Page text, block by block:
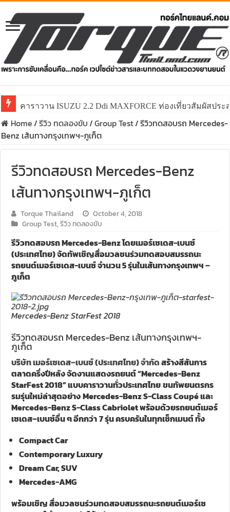
คาราวาน ISUZU 2.2 Ddi MAXFORCE ท่องเที่ยวสัมผัสป
รีวิว ลองขับรถกระบะรุ่นพิเศษ FORD RANGER MS-RT ค
Home/รีวิว ทดลองขับ/Group Test/รีวิวทดสอบรถ Mercedes-
Benz เส้นทางกรุงเทพฯ-ภูเก็ต
รีวิวทดสอบรถ Mercedes-Benz
เส้นทางกรุงเทพฯ-ภูเก็ต
Torque Thailand
October 4, 2018
Group Test,รีวิว ทดลองขับ
รีวิวทดสอบรถ Mercedes-Benz โดยเมอร์เซเดส-เบนซ์
(ประเทศไทย) จัดทัพเชิญสื่อมวลชนร่วมทดสอบสมรรถนะ
รถยนต์เมอร์เซเดส-เบนซ์ จำนวน 5 รุ่นในเส้นทางกรุงเทพฯ –
ภูเก็ต
Mercedes-Benz StarFest 2018
รีวิวทดสอบรถ Mercedes-Benz เส้นทางกรุงเทพฯ-
ภูเก็ต
บริษัท เมอร์เซเดส–เบนซ์(ประเทศไทย)จำกัดสร้างสีสันการ
ตลาดครึ่งปีหลัง จัดงานแสดงรถยนต์“Mercedes-Benz
StarFest 2018”แบบคาราวานทั่วประเทศไทยขนทัพยนตรกร
รมรุ่นใหม่ล่าสุดอย่างMercedes-Benz S-Class Coupéและ
Mercedes-Benz S-Class Cabrioletพร้อมด้วยรถยนต์เมอร์
เซเดส–เบนซ์อื่น ๆ อีกกว่า7รุ่น ครบครันในทุกเซ็กเมนต์ ทั้ง
Compact Car
Contemporary Luxury
Dream Car, SUV
Mercedes-AMG
พร้อมเชิญ สื่อมวลชนร่วมทดสอบสมรรถนะรถยนต์เมอร์เซ